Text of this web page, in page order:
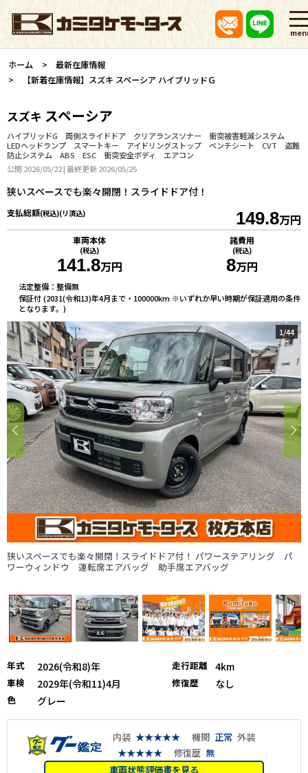
ホーム
最新在庫情報
【新着在庫情報】スズキ スペーシア ハイブリッドＧ
スズキ スペーシア
ハイブリッドG 両側スライドドア クリアランスソナー 衝突被害軽減システム
LEDヘッドランプ スマートキー アイドリングストップ ベンチシート CVT 盗難
防止システム ABS ESC 衝突安全ボディ エアコン
公開 2026/05/22 | 最終更新 2026/05/25
狭いスペースでも楽々開閉！スライドドア付！
支払総額(税込)(リ済込) 149.8万円
車両本体
(税込)
141.8万円
諸費用
(税込)
8万円
法定整備：整備無
保証付 (2031(令和13)年4月まで・100000km ※いずれか早い時期が保証適用の条件
となります。)
狭いスペースでも楽々開閉！スライドドア付！ パワーステアリング パ
ワーウィンドウ 運転席エアバッグ 助手席エアバッグ
1/44
年式 2026(令和8)年 走行距離 4km
車検 2029年(令和11)4月 修復歴 なし
色 グレー
内装 ★★★★★ 機関 正常 外装
★★★★★
修復歴 無
車両状態評価書を見る